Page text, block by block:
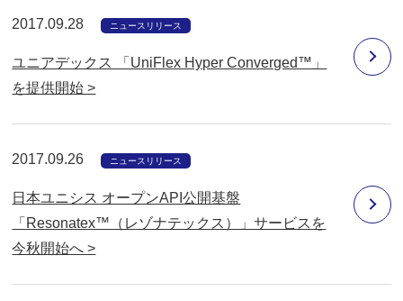
2017.09.28 ニュースリリース
ユニアデックス 「UniFlex Hyper Converged™」
を提供開始 >
2017.09.26 ニュースリリース
日本ユニシス オープンAPI公開基盤
「Resonatex™（レゾナテックス）」サービスを
今秋開始へ >